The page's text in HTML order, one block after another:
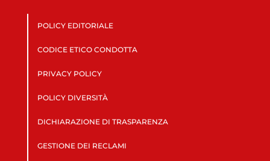
POLICY EDITORIALE
CODICE ETICO CONDOTTA
PRIVACY POLICY
POLICY DIVERSITÀ
DICHIARAZIONE DI TRASPARENZA
GESTIONE DEI RECLAMI